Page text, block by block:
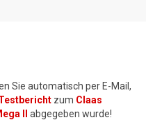
Sie automatisch per E-Mail,
zum Claas
II abgegeben wurde!